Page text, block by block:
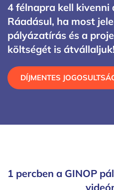
4 félnapra kell kivenni
Ráadásul, ha most
pályázatírás és a
költségét is átvállaljuk!
DÍJMENTES
1 percben a GINOP